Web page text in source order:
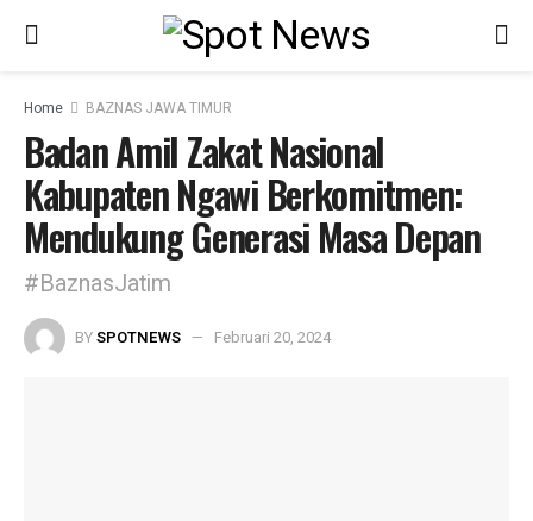
Home BAZNAS JAWA TIMUR
Badan Amil Zakat Nasional
Kabupaten Ngawi Berkomitmen:
Mendukung Generasi Masa Depan
#BaznasJatim
BYSPOTNEWS Februari 20, 2024